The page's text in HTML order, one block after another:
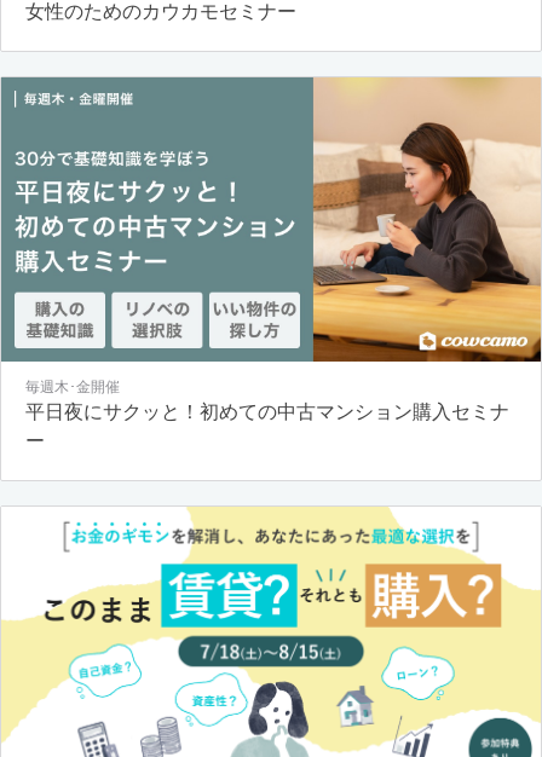
女性のためのカウカモセミナー
毎週木･金開催
平日夜にサクッと！初めての中古マンション購入セミナ
ー